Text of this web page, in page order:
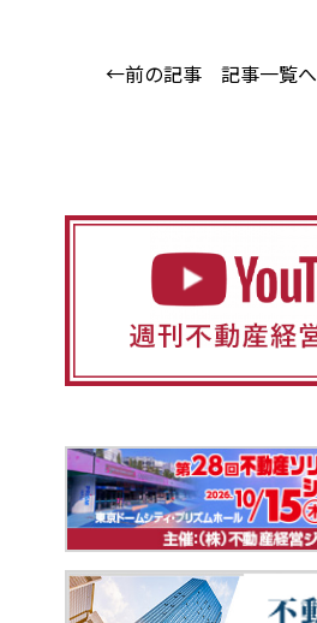
←前の記事 記事一覧へ